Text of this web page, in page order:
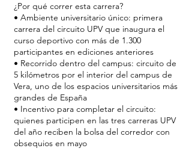
¿Por qué correr esta carrera?
• Ambiente universitario único: primera
carrera del circuito UPV que inaugura el
curso deportivo con más de 1.300
participantes en ediciones anteriores
• Recorrido dentro del campus: circuito de
5 kilómetros por el interior del campus de
Vera, uno de los espacios universitarios más
grandes de España
• Incentivo para completar el circuito:
quienes participen en las tres carreras UPV
del año reciben la bolsa del corredor con
obsequios en mayo